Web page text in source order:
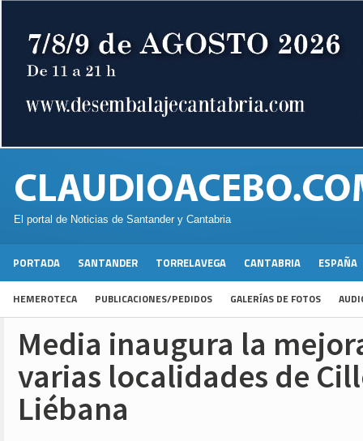
El portal de Noticias de Santander y Cantabria
PORTADA SANTANDER TORRELAVEGA CANTABRIA ESPAÑA
HEMEROTECA PUBLICACIONES/PEDIDOS GALERÍAS DE FOTOS
Media inaugura la
varias localidades de
Liébana